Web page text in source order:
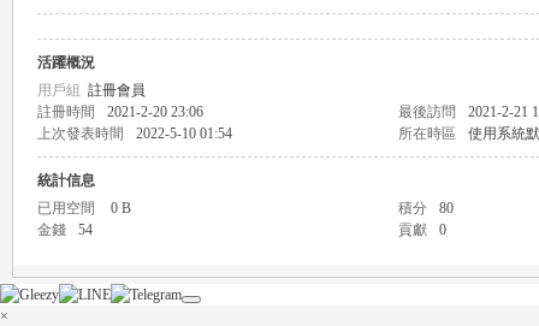
活躍概況
用戶組 註冊會員
註冊時間
2021-2-20 23:06 最後訪問
2021-2-21
上次發表時間
2022-5-10 01:54 所在時區 使用系統
統計信息
已用空間
0 B 積分
80
金錢
54 貢獻 0
×